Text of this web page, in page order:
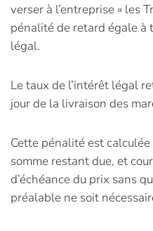
verser à l’entreprise « les
pénalité de retard égale à
légal.
Le taux de l’intérêt légal
jour de la livraison des
Cette pénalité est
somme restant due, et
d’échéance du prix sans
préalable ne soit